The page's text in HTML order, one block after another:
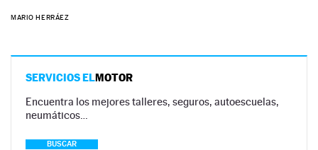
MARIO HERRÁEZ
SERVICIOS ELMOTOR
Encuentra los mejores talleres, seguros, autoescuelas,
neumáticos…
BUSCAR